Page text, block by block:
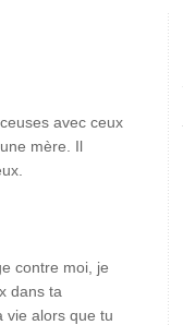
avec ceux
mère. Il
contre moi, je
dans ta
vie alors que tu